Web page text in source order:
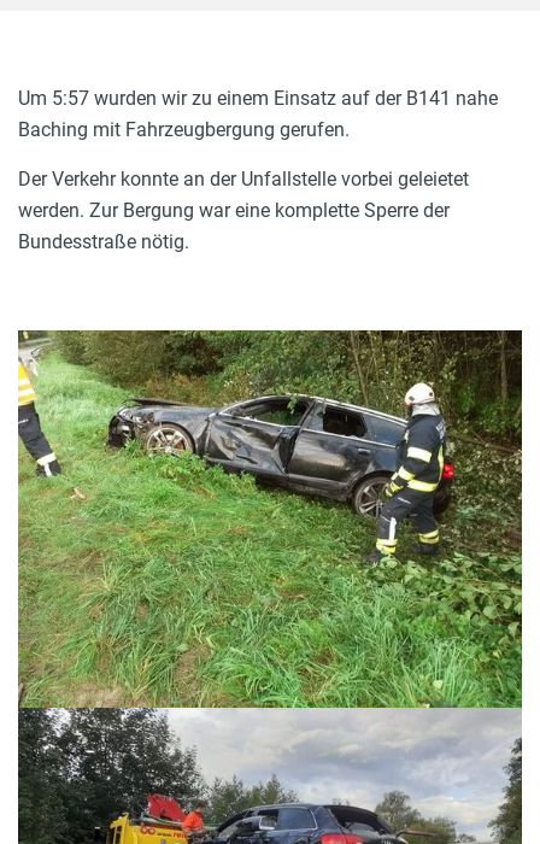
Um 5:57 wurden wir zu einem Einsatz auf der B141 nahe
Baching mit Fahrzeugbergung gerufen.
Der Verkehr konnte an der Unfallstelle vorbei geleietet
werden. Zur Bergung war eine komplette Sperre der
Bundesstraße nötig.